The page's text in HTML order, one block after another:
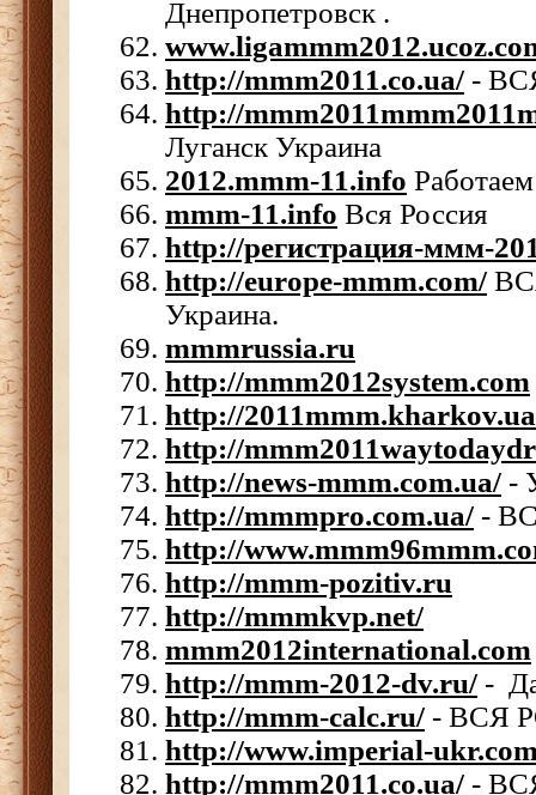
Днепропетровск .
http://mmm2011.co.ua/ -
http://
Луганск Украина
2012.mmm-11.info
mmm-11.info Вся Россия
http://регистрация-ммм-
http://europe-mmm.com/
Украина.
mmmrussia.ru
http://mmm2012system.com
http://
http://
http://news-mmm.com.ua/ -
http://mmmpro.com.ua/ -
http://
http://mmm-pozitiv.ru
http://mmmkvp.net/
mmm2012international.com
http://mmm-2012-dv.ru/ -
http://mmm-calc.ru/ - ВСЯ
http://www.imperial-
http://mmm2011.co.ua/ -